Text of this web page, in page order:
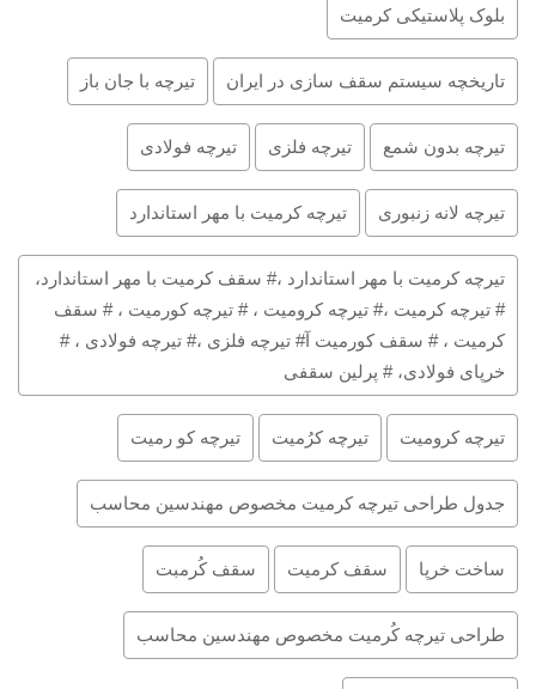
بلوک پلاستیکی کرمیت
تاریخچه سیستم سقف سازی در ایران تیرچه با جان باز
تیرچه بدون شمع تیرچه فلزی تیرچه فولادی
تیرچه لانه زنبوری تیرچه کرمیت با مهر استاندارد
تیرچه کرمیت با مهر استاندارد ،# سقف کرمیت با مهر استاندارد،
# تیرچه کرمیت ،# تیرچه کرومیت ، # تیرچه کورمیت ، # سقف
کرمیت ، # سقف کورمیت آ# تیرچه فلزی ،# تیرچه فولادی ، #
خرپای فولادی، # پرلین سقفی
تیرچه کرومیت تیرچه کرُمیت تیرچه کو رمیت
جدول طراحی تیرچه کرمیت مخصوص مهندسین محاسب
ساخت خرپا سقف کرمیت سقف کُرمبت
طراحی تیرچه کُرمیت مخصوص مهندسین محاسب